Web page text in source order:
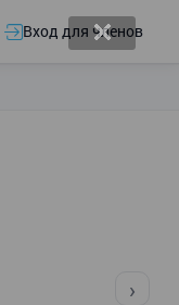
Вход для членов
›